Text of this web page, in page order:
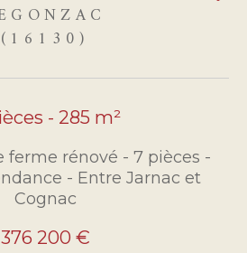
(16130)
- 285 m²
ferme rénové - 7 pièces -
- Entre Jarnac et
Cognac
376 200 €